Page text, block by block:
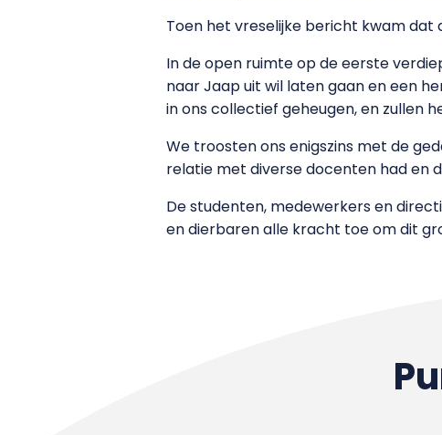
Toen het vreselijke bericht kwam dat
In de open ruimte op de eerste
naar Jaap uit wil laten gaan en een
in ons collectief geheugen, en zullen
We troosten ons enigszins met de
relatie met diverse docenten had en
De studenten, medewerkers en
en dierbaren alle kracht toe om dit